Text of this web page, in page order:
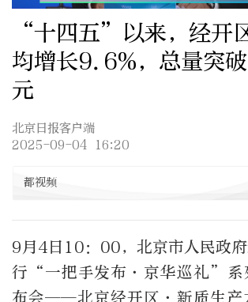
“十四五”以来，经开
均增长9.6%，总量突
元
北京日报客户端
2025-09-04 16:20
都视频
9月4日10：00，北京市人民政
行“一把手发布·京华巡礼”系
布会——北京经开区·新质生产